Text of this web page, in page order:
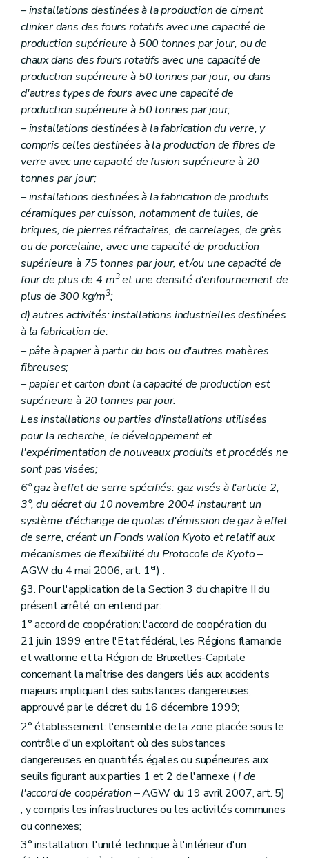
Art. 210
Art. 211
Art. 212
Art. 213
Art. 214
Art. 215
Art. 216
Art. 217
Art. 218
Art. 219
Art. 220
Art. 221
Art. 222
Art. 223
Art. 224
Art. 225
Art. 226
Art. 227
Art. 228
Art. 229
Art. 230
Art. 231
Art. 232
Art. 233
Art. 234
Art. 235
Art. 236
Art. 238
Art. 239
Art. 240
Art. 241
Art. 242
Art. 243
Art. 244
Art. 245
Art. 246
Art. 247
Art. 248
Art. 249
Art. 250
Art. 251
Art. 252
Art. 254
Art. 255
Art. 256
Art. 257
Art. 258
Art. 259
Art. 260
Art. 261
Art. 262
Art. 263
Art. 264
Art. 265
Art. 266
Sous-section 4 Explosifs
Art. 267
Sous-section 5 Air
Art. 268
Art. 269
Art. 270
Art. 271
– installations destinées à la production de ciment
clinker dans des fours rotatifs avec une capacité de
production supérieure à 500 tonnes par jour, ou de
chaux dans des fours rotatifs avec une capacité de
production supérieure à 50 tonnes par jour, ou dans
d'autres types de fours avec une capacité de
production supérieure à 50 tonnes par jour;
– installations destinées à la fabrication du verre, y
compris celles destinées à la production de fibres de
verre avec une capacité de fusion supérieure à 20
tonnes par jour;
– installations destinées à la fabrication de produits
céramiques par cuisson, notamment de tuiles, de
briques, de pierres réfractaires, de carrelages, de grès
ou de porcelaine, avec une capacité de production
supérieure à 75 tonnes par jour, et/ou une capacité de
four de plus de 4 m3et une densité d'enfournement de
plus de 300 kg/m3;
d) autres activités: installations industrielles destinées
à la fabrication de:
– pâte à papier à partir du bois ou d'autres matières
fibreuses;
– papier et carton dont la capacité de production est
supérieure à 20 tonnes par jour.
Les installations ou parties d'installations utilisées
pour la recherche, le développement et
l'expérimentation de nouveaux produits et procédés ne
sont pas visées;
6° gaz à effet de serre spécifiés: gaz visés à l'article 2,
3°, du décret du 10 novembre 2004 instaurant un
système d'échange de quotas d'émission de gaz à effet
de serre, créant un Fonds wallon Kyoto et relatif aux
mécanismes de flexibilité du Protocole de Kyoto–
AGW du 4 mai 2006, art. 1er) .
§3. Pour l'application de la Section 3 du chapitre II du
présent arrêté, on entend par:
1° accord de coopération: l'accord de coopération du
21 juin 1999 entre l'Etat fédéral, les Régions flamande
et wallonne et la Région de Bruxelles-Capitale
concernant la maîtrise des dangers liés aux accidents
majeurs impliquant des substances dangereuses,
approuvé par le décret du 16 décembre 1999;
2° établissement: l'ensemble de la zone placée sous le
contrôle d'un exploitant où des substances
dangereuses en quantités égales ou supérieures aux
seuils figurant aux parties 1 et 2 de l'annexe (I de
l'accord de coopération – AGW du 19 avril 2007, art. 5)
, y compris les infrastructures ou les activités communes
ou connexes;
3° installation: l'unité technique à l'intérieur d'un